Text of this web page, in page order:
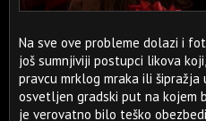
Na sve ove probleme dolazi i
još sumnjiviji postupci likova
pravcu mrklog mraka ili
osvetljen gradski put na kojem
je verovatno bilo teško